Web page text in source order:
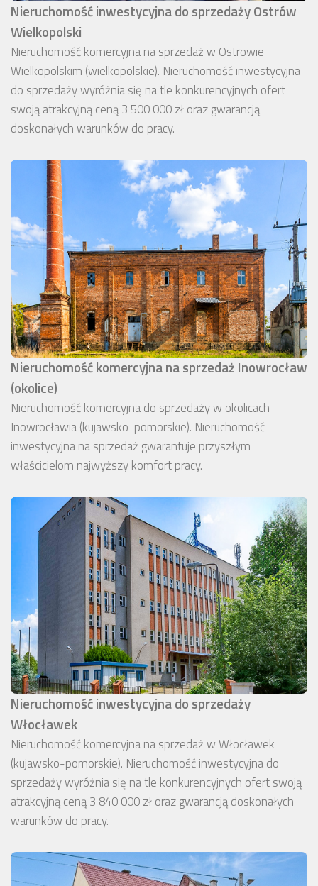
Nieruchomość inwestycyjna do sprzedaży Ostrów
Wielkopolski
Nieruchomość komercyjna na sprzedaż w Ostrowie
Wielkopolskim (wielkopolskie). Nieruchomość inwestycyjna
do sprzedaży wyróżnia się na tle konkurencyjnych ofert
swoją atrakcyjną ceną 3 500 000 zł oraz gwarancją
doskonałych warunków do pracy.
Nieruchomość komercyjna na sprzedaż Inowrocław
(okolice)
Nieruchomość komercyjna do sprzedaży w okolicach
Inowrocławia (kujawsko-pomorskie). Nieruchomość
inwestycyjna na sprzedaż gwarantuje przyszłym
właścicielom najwyższy komfort pracy.
Nieruchomość inwestycyjna do sprzedaży
Włocławek
Nieruchomość komercyjna na sprzedaż w Włocławek
(kujawsko-pomorskie). Nieruchomość inwestycyjna do
sprzedaży wyróżnia się na tle konkurencyjnych ofert swoją
atrakcyjną ceną 3 840 000 zł oraz gwarancją doskonałych
warunków do pracy.